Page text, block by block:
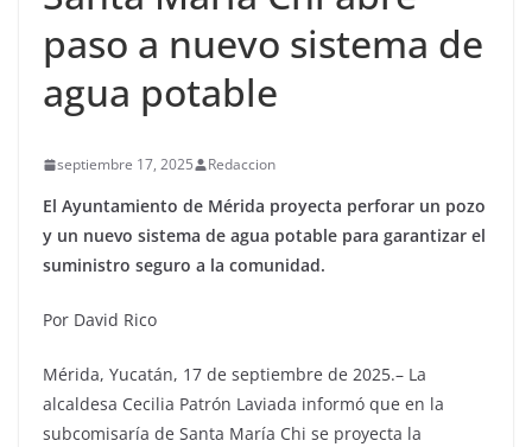
paso a nuevo sistema de
agua potable
septiembre 17, 2025 Redaccion
El Ayuntamiento de Mérida proyecta perforar un pozo
y un nuevo sistema de agua potable para garantizar el
suministro seguro a la comunidad.
Por David Rico
Mérida, Yucatán, 17 de septiembre de 2025.– La
alcaldesa Cecilia Patrón Laviada informó que en la
subcomisaría de Santa María Chi se proyecta la